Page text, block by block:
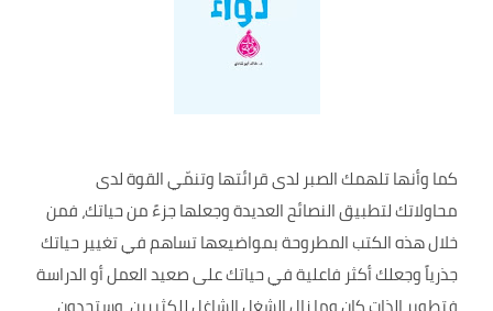
كما وأنها تلهمك الصبر لدى قرائتها وتنمّي القوة لدى
محاولاتك لتطبيق النصائح العديدة وجعلها جزءً من حياتك، فمن
خلال هذه الكتب المطروحة بمواضيعها تساهم في تغيير حياتك
جذرياً وجعلك أكثر فاعلية في حياتك على صعيد العمل أو الدراسة